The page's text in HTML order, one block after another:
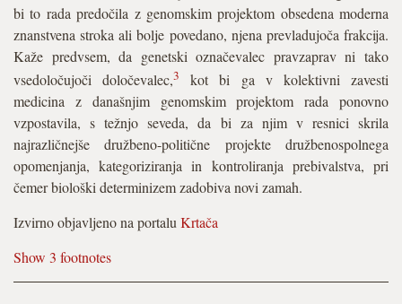
bi to rada predočila z genomskim projektom obsedena moderna
znanstvena stroka ali bolje povedano, njena prevladujoča frakcija.
Kaže predvsem, da genetski označevalec pravzaprav ni tako
vsedoločujoči določevalec,3
kot bi ga v kolektivni zavesti
medicina z današnjim genomskim projektom rada ponovno
vzpostavila, s težnjo seveda, da bi za njim v resnici skrila
najrazličnejše družbeno-politične projekte družbenospolnega
opomenjanja, kategoriziranja in kontroliranja prebivalstva, pri
čemer biološki determinizem zadobiva novi zamah.
Izvirno objavljeno na portalu Krtača
Show 3 footnotes